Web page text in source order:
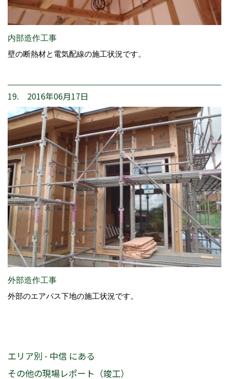
内部造作工事
壁の断熱材と電気配線の施工状況です。
19. 2016年06月17日
外部造作工事
外部のエアパス下地の施工状況です。
エリア別 - 中信 にある
その他の現場レポート（竣工）